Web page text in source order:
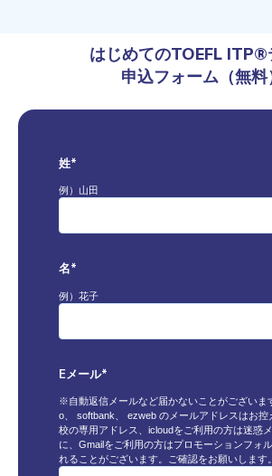
はじめてのTOEFL ITP®
申込フォーム（無料
姓*
例）山田
名*
例）花子
Eメール*
※自動返信メールなど届かないことがございま
o、 softbank、 ezweb のメールアドレスはお控
校の専用アドレス、icloudをご利用の方は迷惑
に、Gmailをご利用の方はプロモーションフォ
れることがございます。ご確認をお願いします。